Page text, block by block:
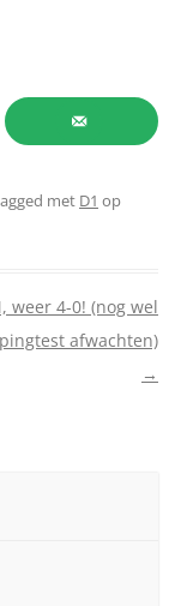
met D1 op
weer 4-0! (nog wel
afwachten)
→